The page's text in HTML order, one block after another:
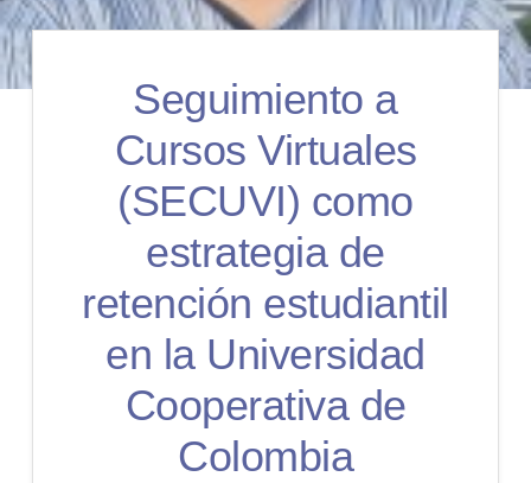
Seguimiento a
Cursos Virtuales
(SECUVI) como
estrategia de
retención estudiantil
en la Universidad
Cooperativa de
Colombia